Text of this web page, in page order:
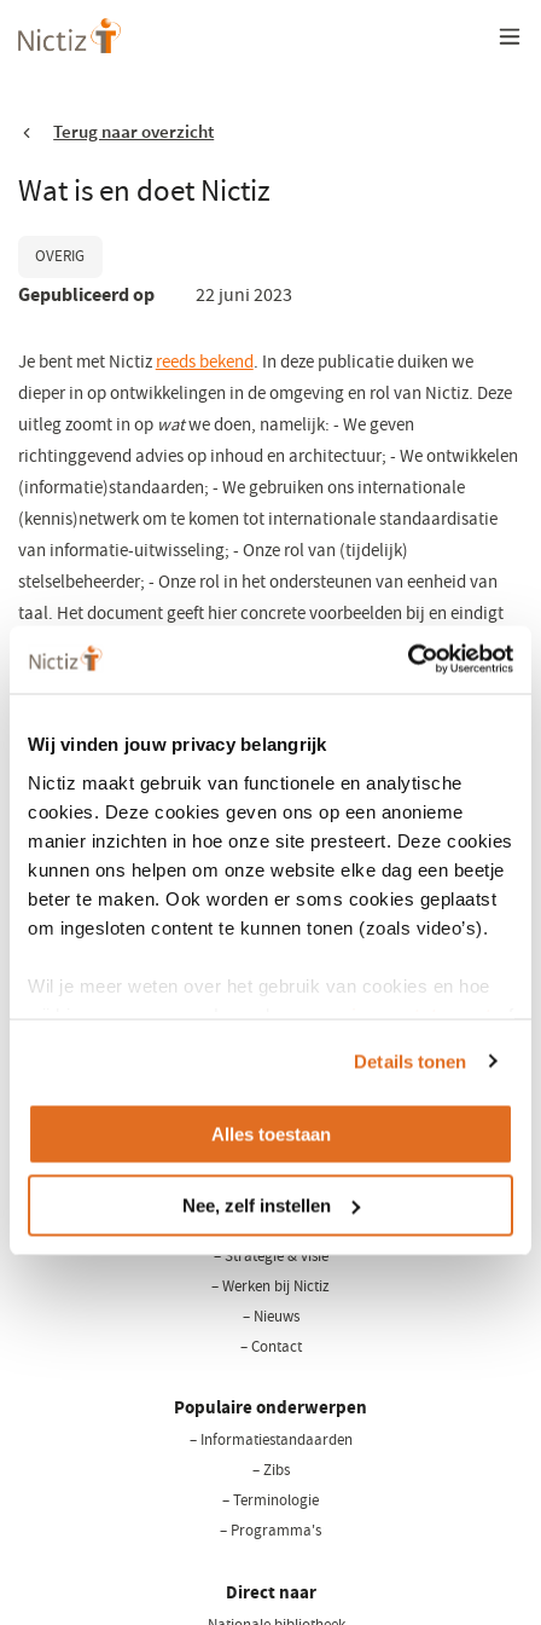
Wij vinden jouw privacy belangrijk
Nictiz maakt gebruik van functionele en analytische
cookies. Deze cookies geven ons op een anonieme
manier inzichten in hoe onze site presteert. Deze cookies
kunnen ons helpen om onze website elke dag een beetje
beter te maken. Ook worden er soms cookies geplaatst
om ingesloten content te kunnen tonen (zoals video’s).
Wil je meer weten over het gebruik van cookies en hoe
Details tonen
Alles toestaan
Nee, zelf instellen
Overslaan
en
gaanTerug naar overzicht
Wat is en doet Nictiz
OVERIG
Gepubliceerd op 22 juni 2023
Je bent met Nictiz reeds bekend. In deze publicatie duiken we
dieper in op ontwikkelingen in de omgeving en rol van Nictiz. Deze
uitleg zoomt in op watwe doen, namelijk: - We geven
richtinggevend advies op inhoud en architectuur; - We ontwikkelen
(informatie)standaarden; - We gebruiken ons internationale
(kennis)netwerk om te komen tot internationale standaardisatie
van informatie-uitwisseling; - Onze rol van (tijdelijk)
stelselbeheerder; - Onze rol in het ondersteunen van eenheid van
taal. Het document geeft hier concrete voorbeelden bij en eindigt
we dat doen: onafhankelijk en onpartijdig is maximale
verbinding.
LinkedInYoutube
– Strategie & visie
– Werken bij Nictiz
– Nieuws
– Contact
Populaire onderwerpen
– Informatiestandaarden
– Zibs
– Terminologie
– Programma's
Direct naar